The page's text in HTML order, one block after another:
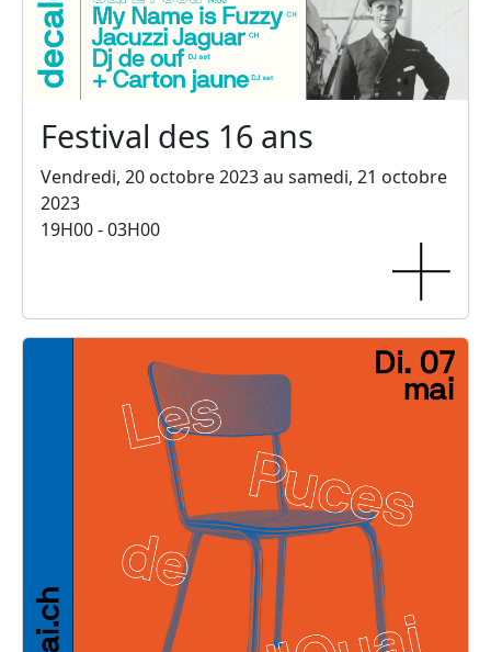
Festival des 16 ans
Vendredi, 20 octobre 2023 au samedi, 21 octobre
2023
19H00 - 03H00